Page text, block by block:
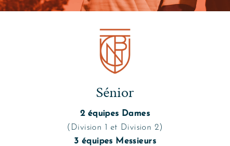
Sénior
2 équipes Dames
(Division 1 et Division 2)
3 équipes Messieurs